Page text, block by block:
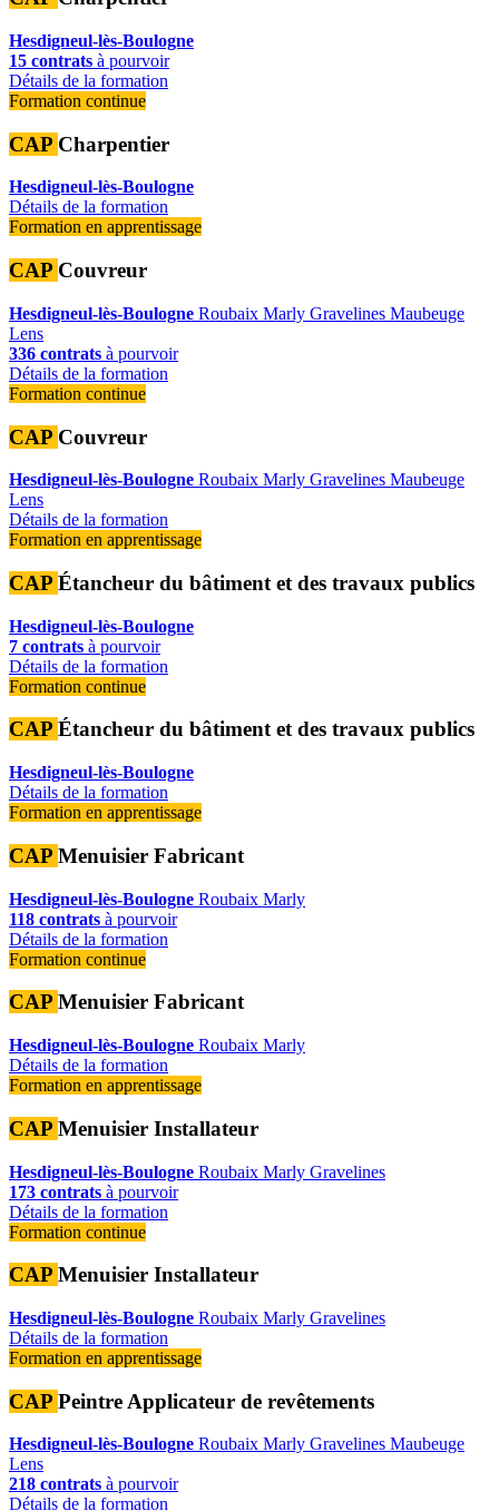
Hesdigneul-lès-Boulogne
15 contrats à pourvoir
Détails de la formation
Formation continue
CAP Charpentier
Hesdigneul-lès-Boulogne
Détails de la formation
Formation en apprentissage
CAP Couvreur
Hesdigneul-lès-Boulogne Roubaix Marly Gravelines Maubeuge
Lens
336 contrats à pourvoir
Détails de la formation
Formation continue
CAP Couvreur
Hesdigneul-lès-Boulogne Roubaix Marly Gravelines Maubeuge
Lens
Détails de la formation
Formation en apprentissage
CAP Étancheur du bâtiment et des travaux publics
Hesdigneul-lès-Boulogne
7 contrats à pourvoir
Détails de la formation
Formation continue
CAP Étancheur du bâtiment et des travaux publics
Hesdigneul-lès-Boulogne
Détails de la formation
Formation en apprentissage
CAP Menuisier Fabricant
Hesdigneul-lès-Boulogne Roubaix Marly
118 contrats à pourvoir
Détails de la formation
Formation continue
CAP Menuisier Fabricant
Hesdigneul-lès-Boulogne Roubaix Marly
Détails de la formation
Formation en apprentissage
CAP Menuisier Installateur
Hesdigneul-lès-Boulogne Roubaix Marly Gravelines
173 contrats à pourvoir
Détails de la formation
Formation continue
CAP Menuisier Installateur
Hesdigneul-lès-Boulogne Roubaix Marly Gravelines
Détails de la formation
Formation en apprentissage
CAP Peintre Applicateur de revêtements
Hesdigneul-lès-Boulogne Roubaix Marly Gravelines Maubeuge
Lens
218 contrats à pourvoir
Détails de la formation